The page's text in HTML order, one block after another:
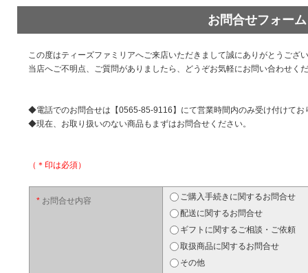
お問合せフォーム
この度はティーズファミリアへご来店いただきまして誠にありがとうござ
当店へご不明点、ご質問がありましたら、どうぞお気軽にお問い合わせく
◆電話でのお問合せは【0565-85-9116】にて営業時間内のみ受け付けてお
◆現在、お取り扱いのない商品もまずはお問合せください。
（＊印は必須）
* お問合せ内容
ご購入手続きに関するお問合せ
配送に関するお問合せ
ギフトに関するご相談・ご依頼
取扱商品に関するお問合せ
その他